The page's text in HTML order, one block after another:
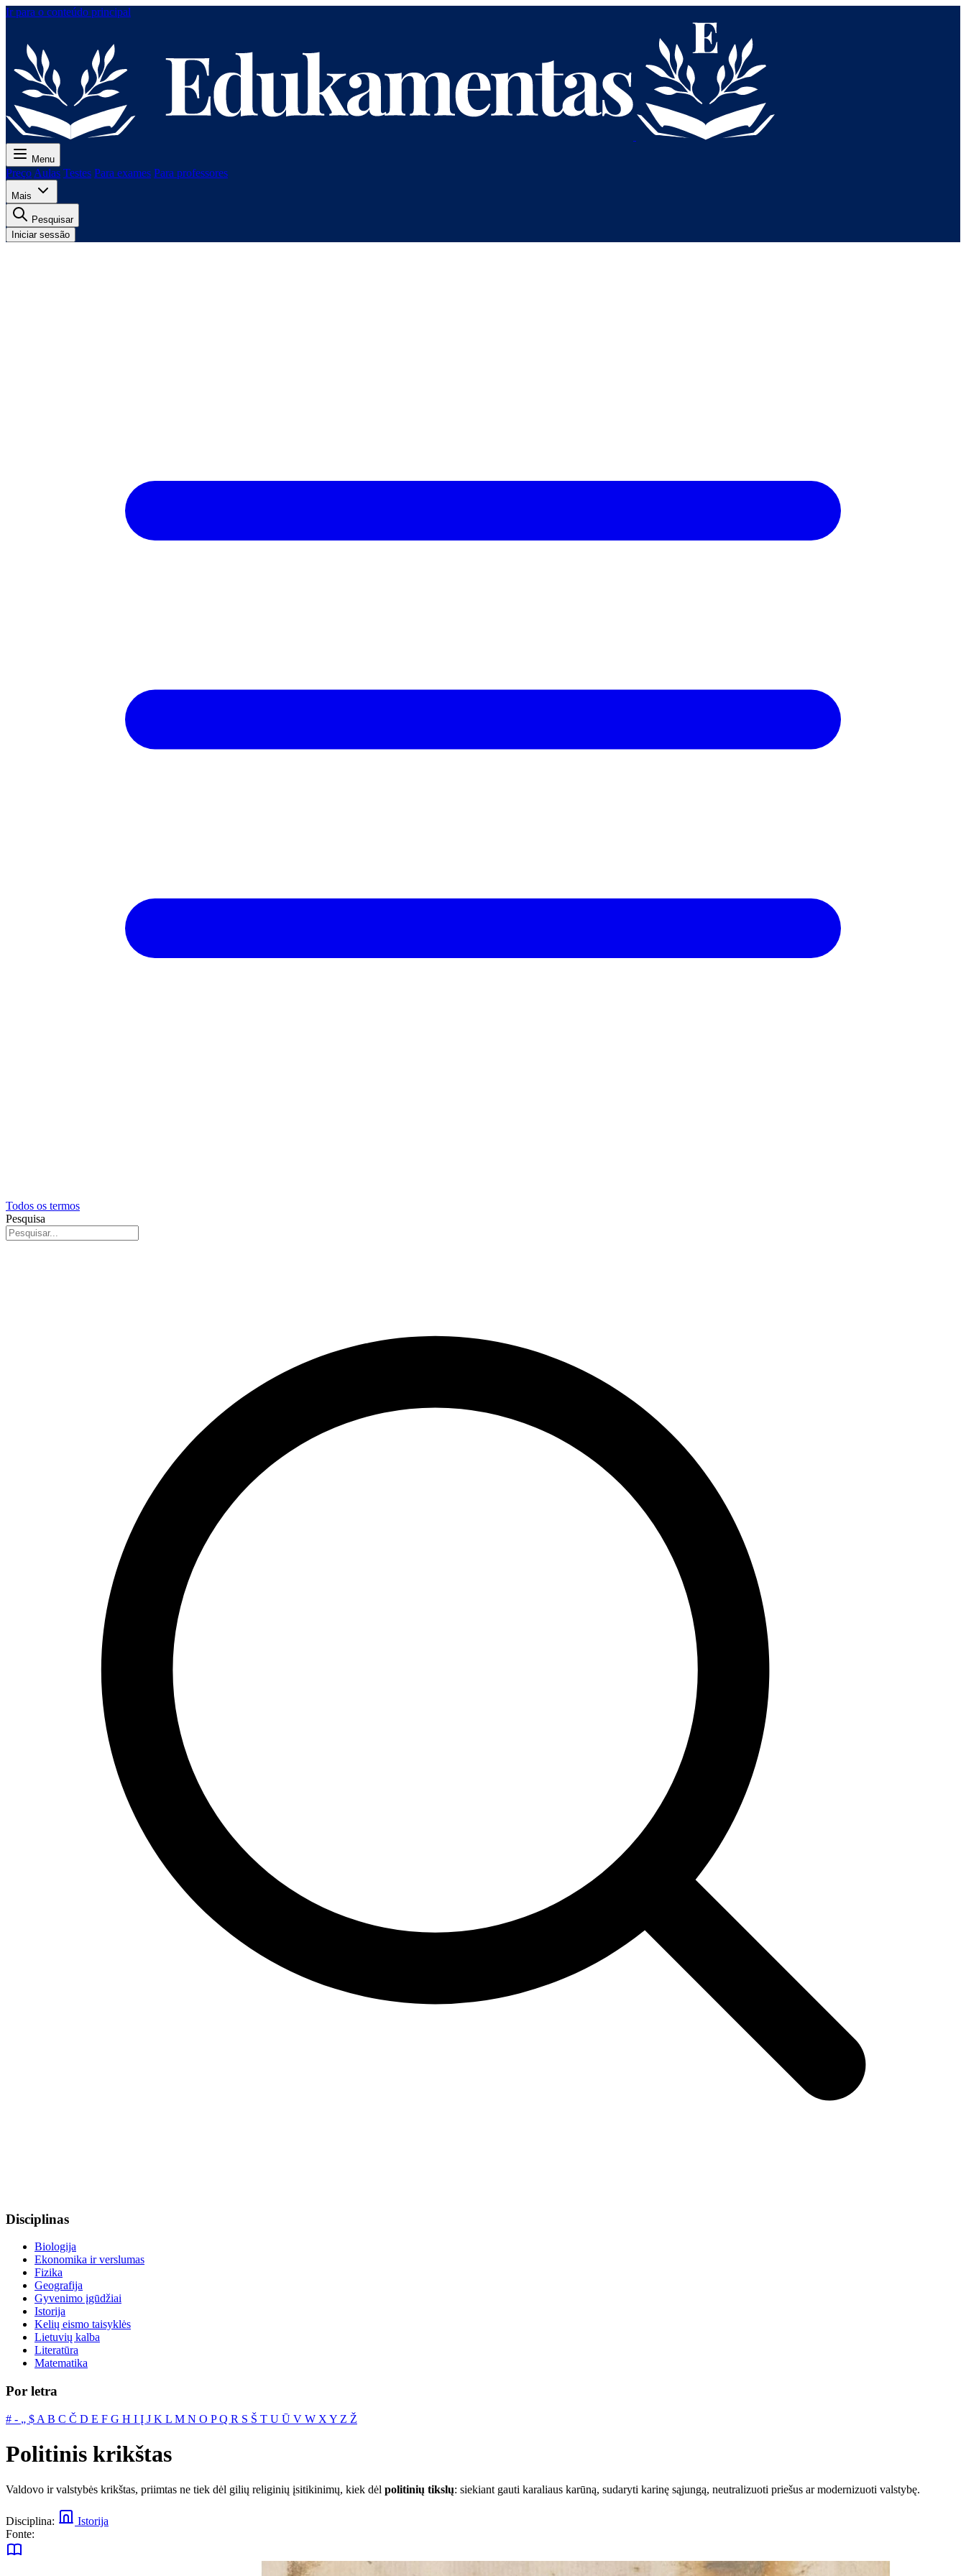
Ir para o conteúdo principal
Menu
Preço Aulas Testes Para exames Para professores
Mais
Pesquisar
Iniciar sessão
Todos os termos
Pesquisa
Disciplinas
Biologija
Ekonomika ir verslumas
Fizika
Geografija
Gyvenimo įgūdžiai
Istorija
Kelių eismo taisyklės
Lietuvių kalba
Literatūra
Matematika
Por letra
# ‐ „ $ A B C Č D E F G H I Į J K L M N O PQ R S Š T U Ū V W X Y Z Ž
Politinis krikštas
Valdovo ir valstybės krikštas, priimtas ne tiek dėl gilių religinių įsitikinimų, kiek dėl politinių tikslų: siekiant gauti karaliaus karūną, sudaryti karinę sąjungą, neutralizuoti priešus ar modernizuoti valstybę.
Disciplina:
Istorija
Fonte: